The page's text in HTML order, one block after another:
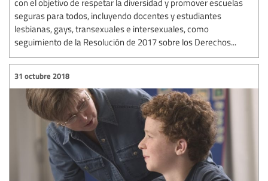
seguras para todos, incluyendo docentes y estudiantes
lesbianas, gays, transexuales e intersexuales, como
seguimiento de la Resolución de 2017 sobre los Derechos...
31 octubre 2018